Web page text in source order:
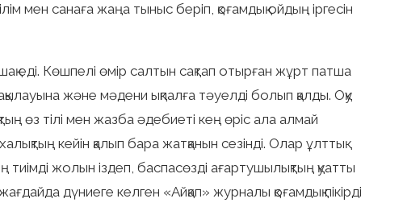
мен санаға жаңа тыныс беріп, қоғамдық ойдың іргесін
еді. Көшпелі өмір салтын сақтап отырған жұрт патша
және мәдени ықпалға тәуелді болып қалды. Оқу
өз тілі мен жазба әдебиеті кең өріс ала алмай
кейін қалып бара жатқанын сезінді. Олар ұлттық
жолын іздеп, баспасөзді ағартушылықтың қуатты
дүниеге келген «Айқап» журналы қоғамдық пікірді